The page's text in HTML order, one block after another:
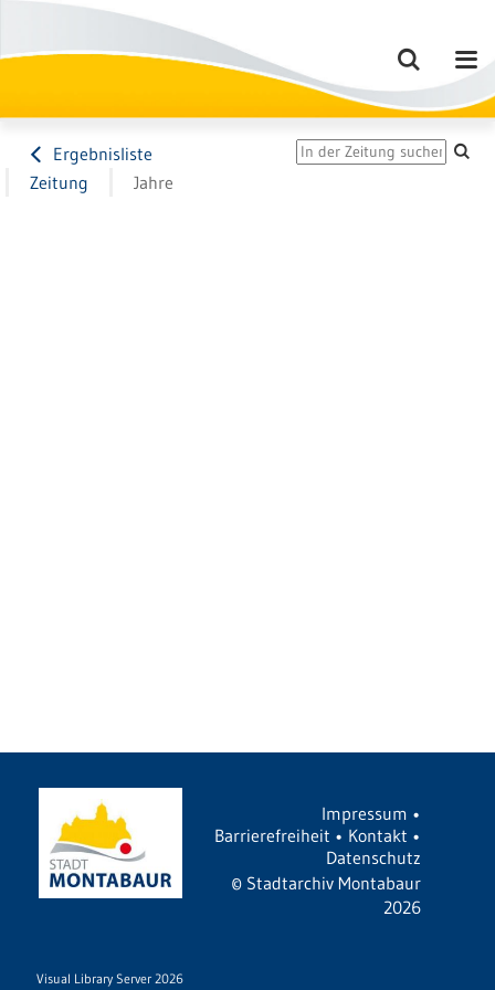
Ergebnisliste
Zeitung
Jahre
Impressum •
Barrierefreiheit • Kontakt •
Datenschutz
© Stadtarchiv Montabaur
2026
Visual Library Server 2026